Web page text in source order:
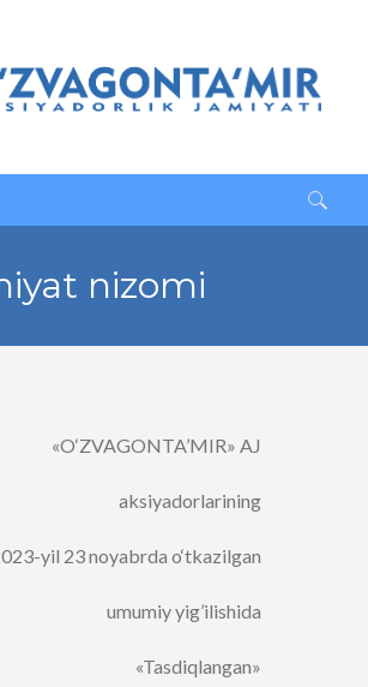
nizomi
«O‘ZVAGONTA’MIR» AJ
aksiyadorlarining
yil 23 noyabrda o‘tkazilgan
umumiy yig’ilishida
«Tasdiqlangan»